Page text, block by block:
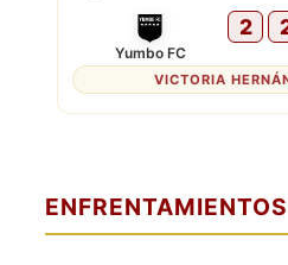
Yumbo FC
2
VICTORIA